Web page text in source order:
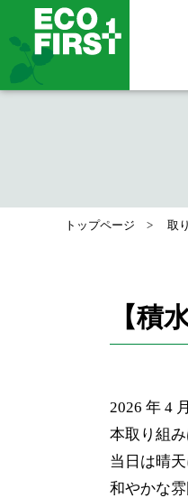
トップページ 取
【積
2026 年 4
本取り組
当日は晴
和やかな